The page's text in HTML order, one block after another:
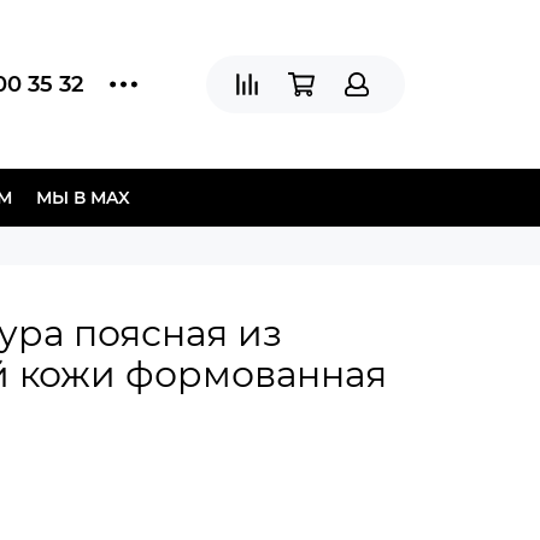
35 32
МЫ В МAX
поясная из
кожи формованная